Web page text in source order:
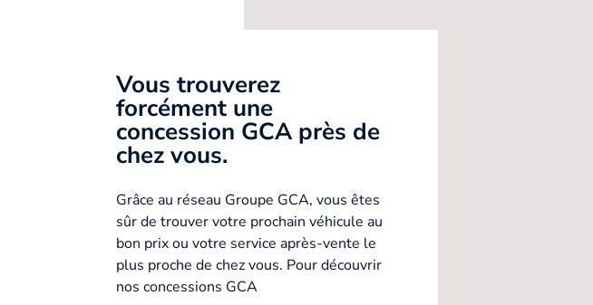
Vous trouverez
forcément une
concession GCA près de
chez vous.
Grâce au réseau Groupe GCA, vous êtes
sûr de trouver votre prochain véhicule au
bon prix ou votre service après-vente le
plus proche de chez vous. Pour découvrir
nos concessions GCA